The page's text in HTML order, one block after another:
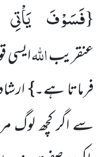
{فَسَوْفَ
عنقریباللہ
فرماتا ہے۔}
سے اگر کچھ لوگ